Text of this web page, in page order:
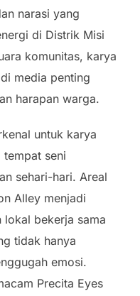
narasi yang
di Distrik Misi
komunitas, karya
media penting
harapan warga.
untuk karya
seni
sehari-hari. Areal
Alley menjadi
lokal bekerja sama
tidak hanya
emosi.
Precita Eyes